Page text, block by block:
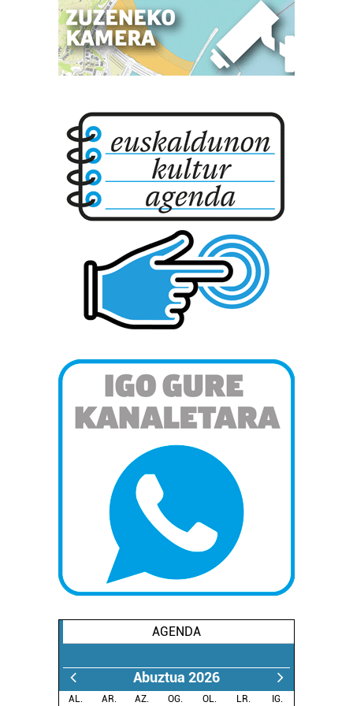
AGENDA
Abuztua 2026
AL. AR. AZ. OG. OL. LR.
IG.